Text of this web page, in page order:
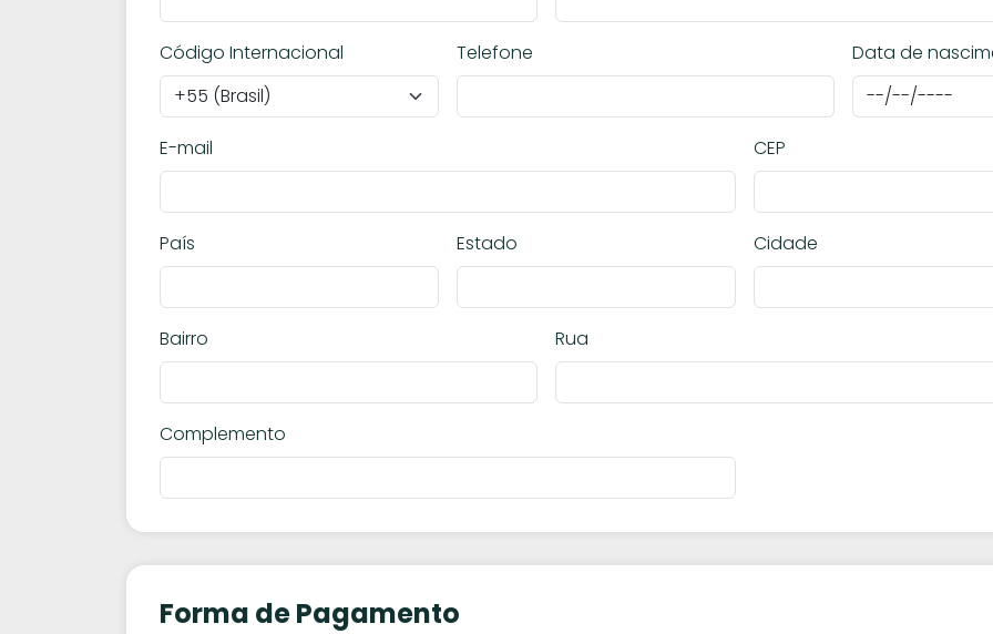
Código Internacional Telefone Data de
E-mail CEP
País Estado Cidade
Bairro Rua
Complemento
Forma de Pagamento